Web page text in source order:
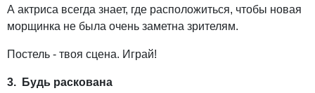
А актриса всегда знает, где расположиться, чтобы новая
морщинка не была очень заметна зрителям.
Постель - твоя сцена. Играй!
3. Будь раскована